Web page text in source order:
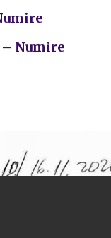
– Numire